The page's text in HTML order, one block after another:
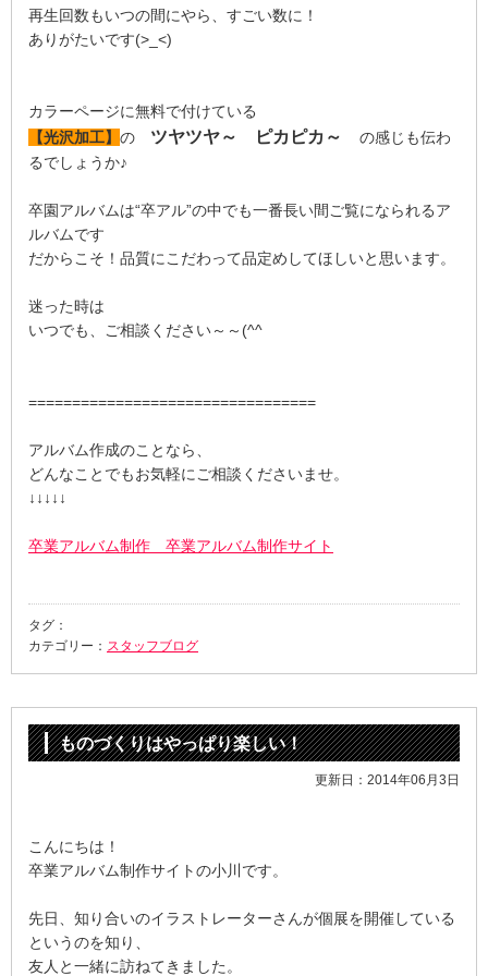
再生回数もいつの間にやら、すごい数に！
ありがたいです(>_<)
カラーページに無料で付けている
【光沢加工】 の ツヤツヤ～ ピカピカ～ の感じも伝わ
るでしょうか♪
卒園アルバムは“卒アル”の中でも一番長い間ご覧になられるア
ルバムです
だからこそ！品質にこだわって品定めしてほしいと思います。
迷った時は
いつでも、ご相談ください～～(^^ゞ
=================================
アルバム作成のことなら、
どんなことでもお気軽にご相談くださいませ。
↓↓↓↓↓
卒業アルバム制作 卒業アルバム制作サイト
タグ：
カテゴリー： スタッフブログ
ものづくりはやっぱり楽しい！
更新日：2014年06月3日
こんにちは！
卒業アルバム制作サイトの小川です。
先日、知り合いのイラストレーターさんが個展を開催している
というのを知り、
友人と一緒に訪ねてきました。